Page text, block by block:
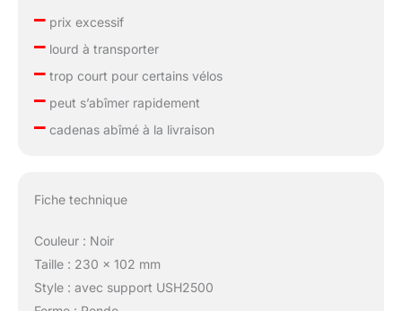
–prix excessif
–lourd à transporter
–trop court pour certains vélos
–peut s’abîmer rapidement
–cadenas abîmé à la livraison
Fiche technique
Couleur : Noir
Taille : 230 x 102 mm
Style : avec support USH2500